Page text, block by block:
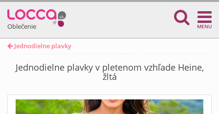
Oblečenie MENU
Jednodielne plavky
Jednodielne plavky v pletenom vzhľade Heine,
žltá